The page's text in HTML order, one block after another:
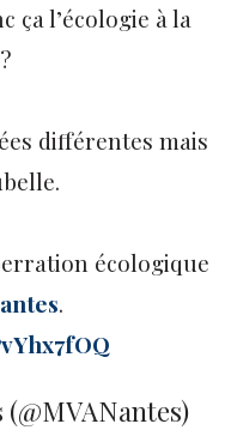
ça l’écologie à la
différentes mais
écologique
.